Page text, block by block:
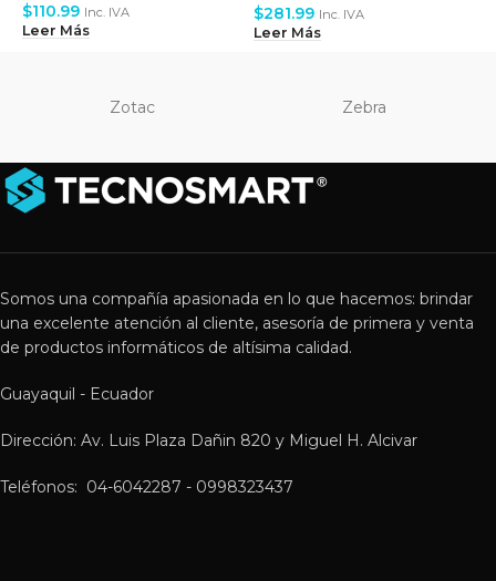
$110.99 Inc. IVA
Leer Más
$281.99 Inc. IVA
Leer Más
Zotac Zebra
Somos una compañía apasionada en lo que hacemos: brindar
una excelente atención al cliente, asesoría de primera y venta
de productos informáticos de altísima calidad.
Guayaquil - Ecuador
Dirección: Av. Luis Plaza Dañin 820 y Miguel H. Alcivar
Teléfonos: 04-6042287 - 0998323437